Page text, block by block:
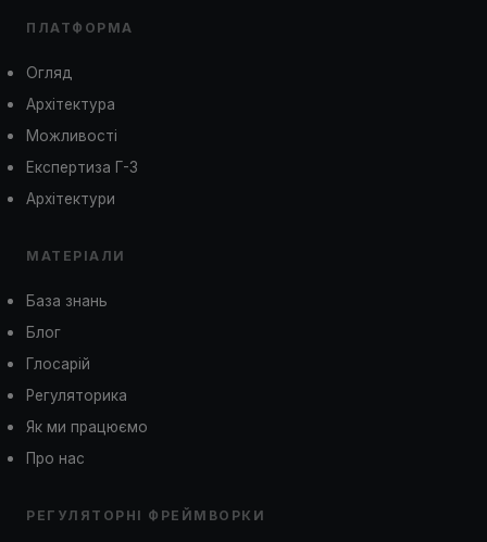
ПЛАТФОРМА
Огляд
Архітектура
Можливості
Експертиза Г-3
Архітектури
МАТЕРІАЛИ
База знань
Блог
Глосарій
Регуляторика
Як ми працюємо
Про нас
РЕГУЛЯТОРНІ ФРЕЙМВОРКИ